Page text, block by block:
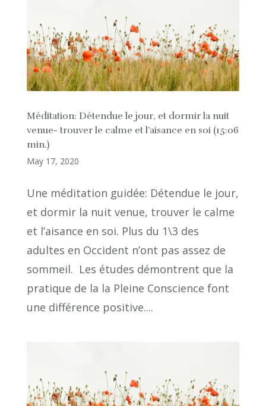
Méditation: Détendue le jour, et dormir la nuit
venue- trouver le calme et l’aisance en soi (15:06
min.)
May 17, 2020
Une méditation guidée: Détendue le jour,
et dormir la nuit venue, trouver le calme
et l’aisance en soi. Plus du 1\3 des
adultes en Occident n’ont pas assez de
sommeil. Les études démontrent que la
pratique de la la Pleine Conscience font
une différence positive....